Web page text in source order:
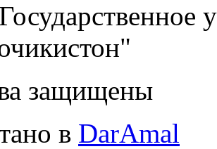
защищены
в DarAmal